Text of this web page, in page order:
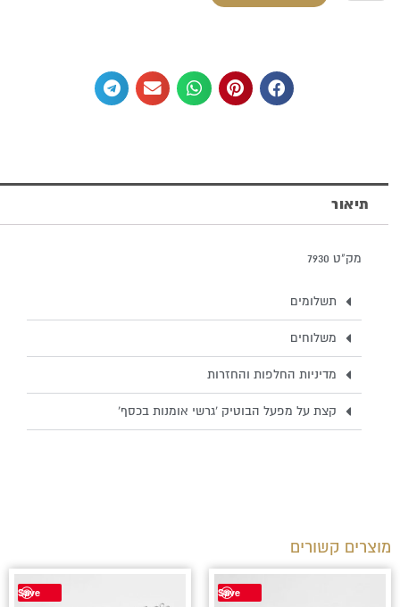
תיאור
מק"ט 7930
תשלומים
משלוחים
מדיניות החלפות והחזרות
קצת על מפעל הבוטיק 'גרשי אומנות בכסף'
מוצרים קשורים
Save
Save